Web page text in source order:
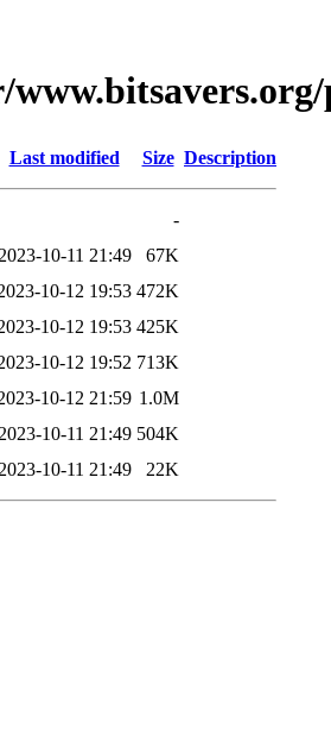
Last modified Size Description
-
2023-10-11 21:49
67K
10-12 19:53 472K
10-12 19:53 425K
10-12 19:52 713K
10-12 21:59 1.0M
2023-10-11 21:49 504K
2023-10-11 21:49 22K